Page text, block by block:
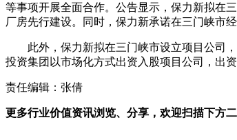
等事项开展全面合作。公告显示，保力新拟在
厂房先行建设。同时，保力新承诺在三门峡市
此外，保力新拟在三门峡市设立项目公司
投资集团以市场化方式出资入股项目公司，出
责任编辑：张倩
更多行业价值资讯浏览、分享，欢迎扫描下方